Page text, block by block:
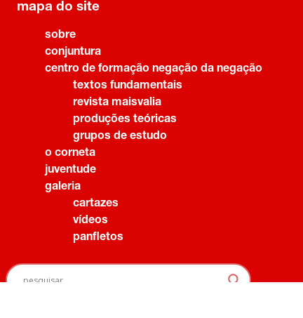
mapa do site
sobre
conjuntura
centro de formação negação da negação
textos fundamentais
revista maisvalia
produções teóricas
grupos de estudo
o corneta
juventude
galeria
cartazes
vídeos
panfletos